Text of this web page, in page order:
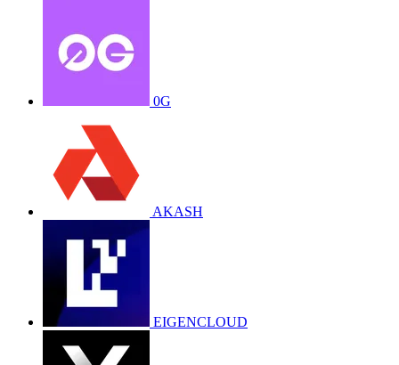
0G
AKASH
EIGENCLOUD